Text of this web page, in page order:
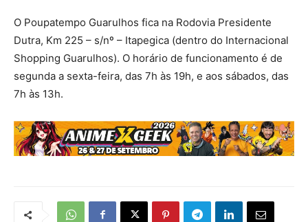
O Poupatempo Guarulhos fica na Rodovia Presidente
Dutra, Km 225 – s/nº – Itapegica (dentro do Internacional
Shopping Guarulhos). O horário de funcionamento é de
segunda a sexta-feira, das 7h às 19h, e aos sábados, das
7h às 13h.